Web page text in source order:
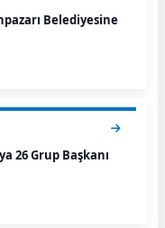
Belediyesine
26 Grup Başkanı